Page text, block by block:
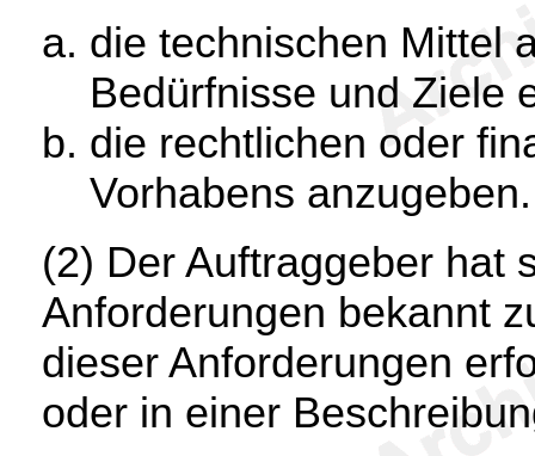
die technischen Mittel
Bedürfnisse und Ziele
die rechtlichen oder
Vorhabens anzugeben.
(2) Der Auftraggeber hat
Anforderungen bekannt
dieser Anforderungen
oder in einer